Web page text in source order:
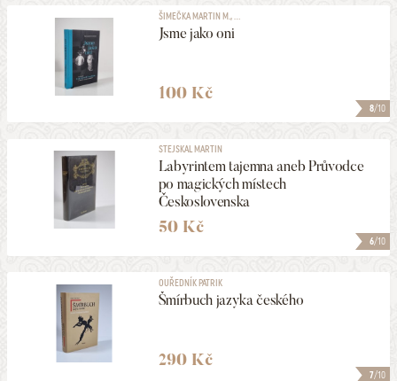
8/10
ŠIMEČKA MARTIN M., ...
Jsme jako oni
100 Kč
6/10
STEJSKAL MARTIN
Labyrintem tajemna aneb Průvodce
po magických místech
Československa
50 Kč
7/10
OUŘEDNÍK PATRIK
Šmírbuch jazyka českého
290 Kč